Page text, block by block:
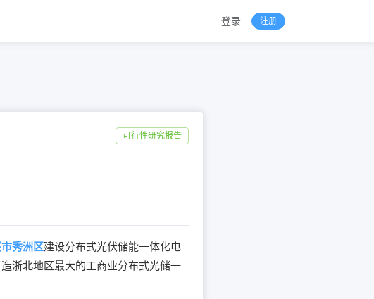
登录 注册
可行性研究报告
秀洲区建设分布式光伏储能一体化电
浙北地区最大的工商业分布式光储一